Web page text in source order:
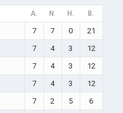
A. N. H. B.
7 7 0
21
7 4 3
12
7 4 3
12
7 4 3
12
7 2 5
6